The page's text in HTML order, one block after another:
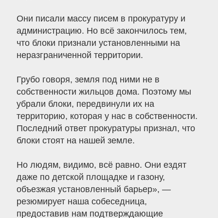
Они писали массу писем в прокуратуру и
администрацию. Но всё закончилось тем,
что блоки признали установленными на
неразграниченной территории.
Грубо говоря, земля под ними не в
собственности жильцов дома. Поэтому мы
убрали блоки, передвинули их на
территорию, которая у нас в собственности.
Последний ответ прокуратуры признал, что
блоки стоят на нашей земле.
Но людям, видимо, всё равно. Они ездят
даже по детской площадке и газону,
объезжая установленный барьер», —
резюмирует наша собеседница,
предоставив нам подтверждающие